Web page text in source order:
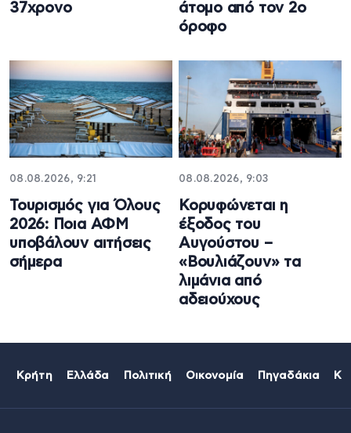
37χρονο
άτομο από τον 2ο
όροφο
08.08.2026, 9:21
Τουρισμός για Όλους
2026: Ποια ΑΦΜ
υποβάλουν αιτήσεις
σήμερα
08.08.2026, 9:03
Κορυφώνεται η
έξοδος του
Αυγούστου –
«Βουλιάζουν» τα
λιμάνια από
αδειούχους
Κρήτη Ελλάδα Πολιτική Οικονομία Πηγαδάκια